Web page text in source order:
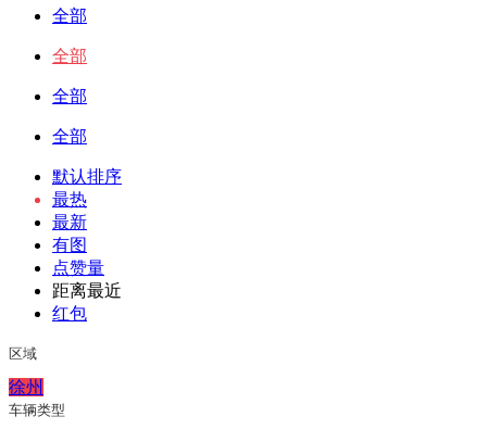
全部
全部
全部
全部
默认排序
最热
最新
有图
点赞量
距离最近
红包
区域
徐州
车辆类型